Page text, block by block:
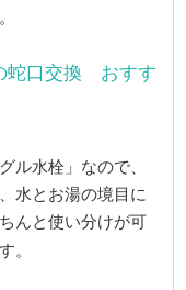
蛇口交換 おすす
ル水栓」なので、
水とお湯の境目に
んと使い分けが可
。